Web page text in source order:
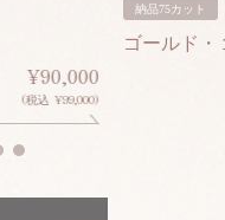
¥90,000
(税込 ¥99,000)
納品75カット
ゴールド・